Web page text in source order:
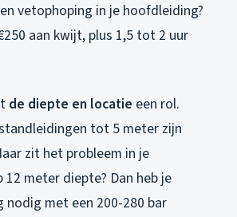
vetophoping in je hoofdleiding?
aan kwijt, plus 1,5 tot 2 uur
de diepte en locatie een rol.
tot 5 meter zijn
zit het probleem in je
meter diepte? Dan heb je
nodig met een 200-280 bar